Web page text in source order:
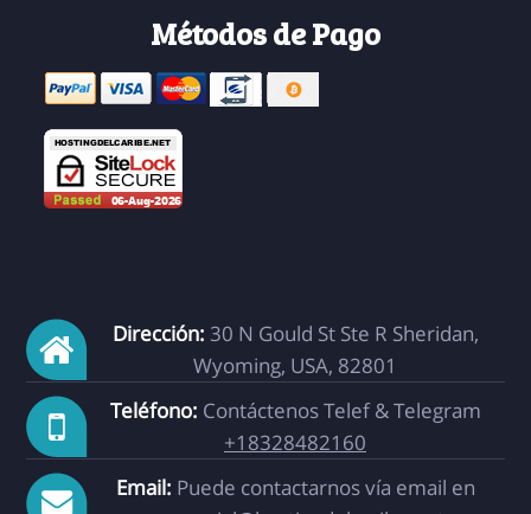
Métodos de Pago
Dirección: 30 N Gould St Ste R Sheridan,
Wyoming, USA, 82801
Teléfono: Contáctenos Telef & Telegram
+18328482160
Email: Puede contactarnos vía email en